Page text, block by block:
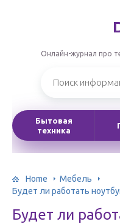
Онлайн-журнал про
Бытовая
техника
Home
Мебель
Будет ли работать
Будет ли